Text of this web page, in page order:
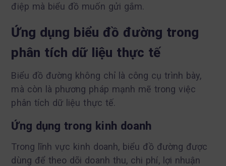
điệp mà biểu đồ muốn gửi gắm.
Ứng dụng biểu đồ đường trong
phân tích dữ liệu thực tế
Biểu đồ đường không chỉ là công cụ trình bày,
mà còn là phương pháp mạnh mẽ trong việc
phân tích dữ liệu thực tế.
Ứng dụng trong kinh doanh
Trong lĩnh vực kinh doanh, biểu đồ đường được
dùng để theo dõi doanh thu, chi phí, lợi nhuận